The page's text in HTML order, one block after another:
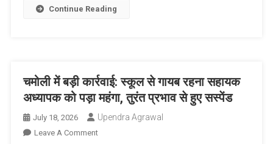
टीम
वॉशिंगटन
सुंदर
का
रिप्लेसमेंट
(Washington
Continue Reading
चमोली में बड़ी कार्रवाई: स्कूल से गायब रहना सहायक
अध्यापक को पड़ा महंगा, तुरंत प्रभाव से हुए सस्पेंड
July 18, 2026 Upendra Agrawal
Leave A CommentOn